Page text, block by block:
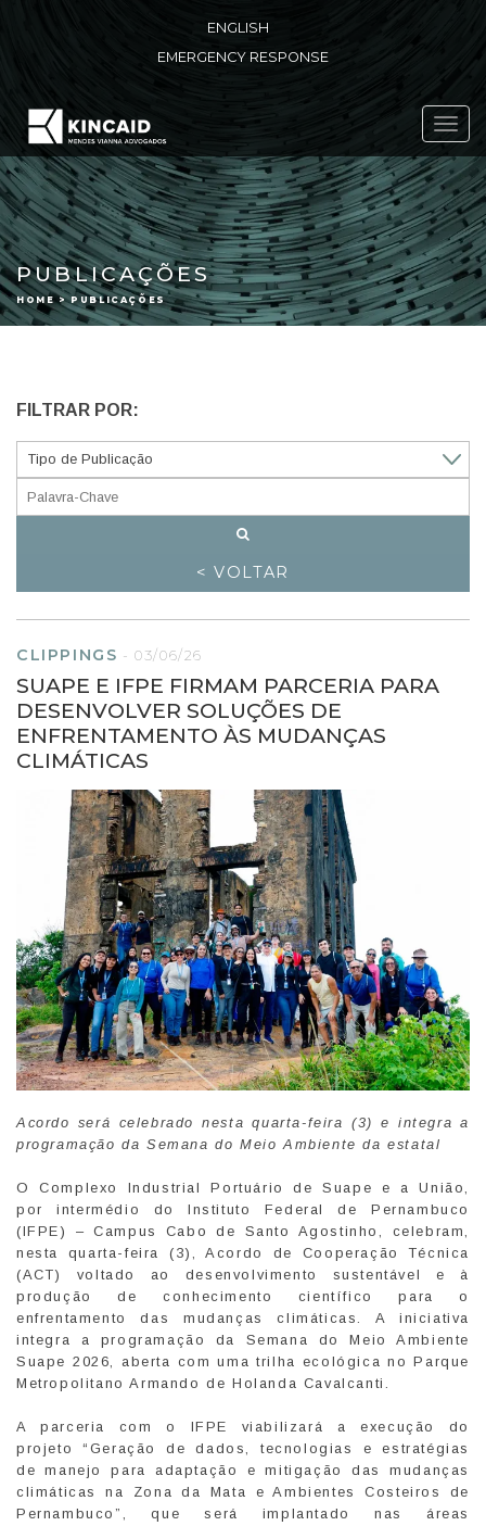
ENGLISH
EMERGENCY RESPONSE
PUBLICAÇÕES
HOME > PUBLICAÇÕES
FILTRAR POR:
< VOLTAR
CLIPPINGS -03/06/26
SUAPE E IFPE FIRMAM PARCERIA PARA
DESENVOLVER SOLUÇÕES DE
ENFRENTAMENTO ÀS MUDANÇAS
CLIMÁTICAS
Acordo será celebrado nesta quarta-feira (3) e integra a
programação da Semana do Meio Ambiente da estatal
O Complexo Industrial Portuário de Suape e a União,
por intermédio do Instituto Federal de Pernambuco
(IFPE) – Campus Cabo de Santo Agostinho, celebram,
nesta quarta-feira (3), Acordo de Cooperação Técnica
(ACT) voltado ao desenvolvimento sustentável e à
produção de conhecimento científico para o
enfrentamento das mudanças climáticas. A iniciativa
integra a programação da Semana do Meio Ambiente
Suape 2026, aberta com uma trilha ecológica no Parque
Metropolitano Armando de Holanda Cavalcanti.
A parceria com o IFPE viabilizará a execução do
projeto “Geração de dados, tecnologias e estratégias
de manejo para adaptação e mitigação das mudanças
climáticas na Zona da Mata e Ambientes Costeiros de
Pernambuco”, que será implantado nas áreas